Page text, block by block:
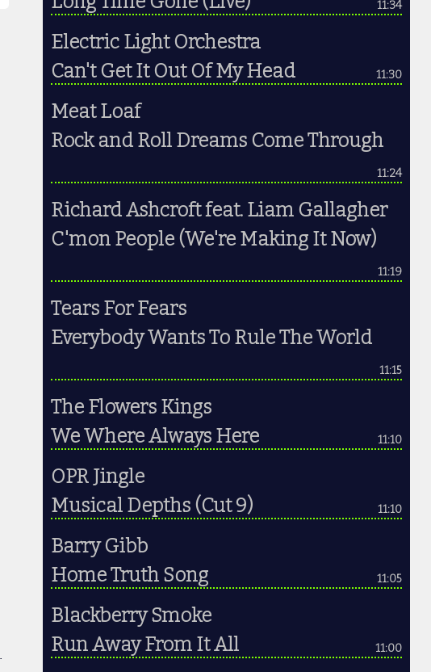
11:34
Electric Light Orchestra
Can't Get It Out Of My Head
11:30
Meat Loaf
Rock and Roll Dreams Come Through
11:24
Richard Ashcroft feat. Liam Gallagher
C'mon People (We're Making It Now)
11:19
Tears For Fears
Everybody Wants To Rule The World
11:15
The Flowers Kings
We Where Always Here
11:10
OPR Jingle
Musical Depths (Cut 9)
11:10
Barry Gibb
Home Truth Song
11:05
Blackberry Smoke
Run Away From It All
11:00